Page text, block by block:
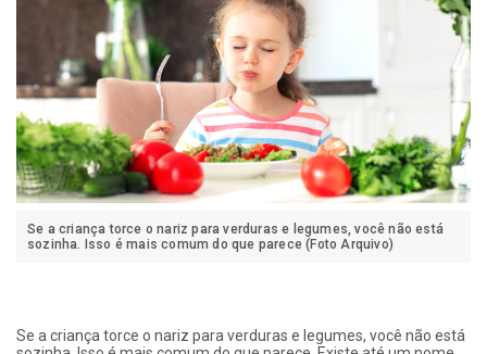
Se a criança torce o nariz para verduras e legumes, você não está
sozinha. Isso é mais comum do que parece (Foto Arquivo)
Se a criança torce o nariz para verduras e legumes, você não está